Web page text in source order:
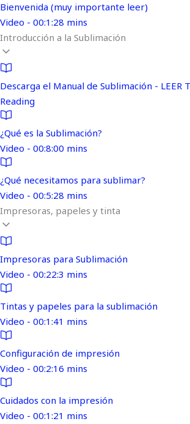
Bienvenida (muy importante leer)
Video - 00:1:28 mins
Introducción a la Sublimación
Descarga el Manual de Sublimación - LEER
Reading
¿Qué es la Sublimación?
Video - 00:8:00 mins
¿Qué necesitamos para sublimar?
Video - 00:5:28 mins
Impresoras, papeles y tinta
Impresoras para Sublimación
Video - 00:22:3 mins
Tintas y papeles para la sublimación
Video - 00:1:41 mins
Configuración de impresión
Video - 00:2:16 mins
Cuidados con la impresión
Video - 00:1:21 mins